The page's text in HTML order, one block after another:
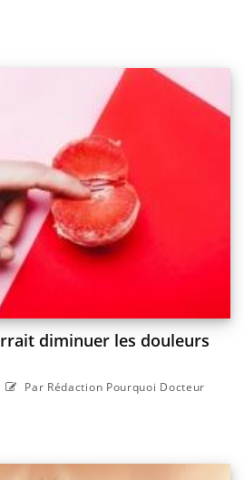
diminuer les douleurs
Par Rédaction Pourquoi Docteur